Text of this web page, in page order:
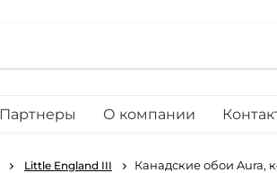
Партнеры О компании
Little England III Канадские обои Aura,